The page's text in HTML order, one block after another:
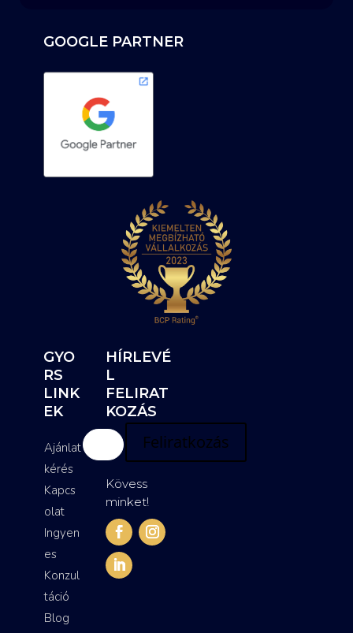
GOOGLE PARTNER
GYO
RS
LINK
EK
Ajánlat
kérés
Kapcs
olat
Ingyen
es
Konzul
táció
Blog
HÍRLEVÉ
L
FELIRAT
KOZÁS
Feliratkozás
Kövess
minket!